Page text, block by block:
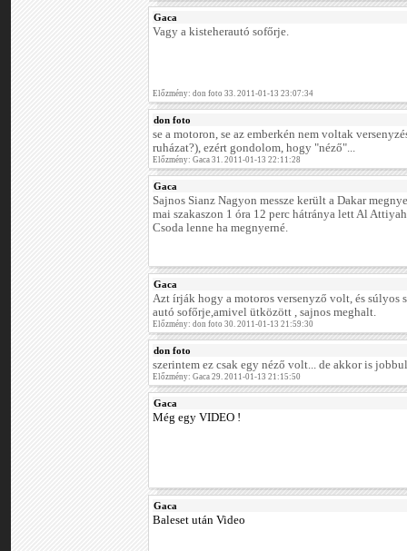
Gaca
Vagy a kisteherautó sofőrje.
Előzmény: don foto 33. 2011-01-13 23:07:34
don foto
se a motoron, se az emberkén nem voltak
ruházat?), ezért gondolom, hogy "néző"...
Előzmény: Gaca 31. 2011-01-13 22:11:28
Gaca
Sajnos Sianz Nagyon messze került a Dakar
mai szakaszon 1 óra 12 perc hátránya lett Al
Csoda lenne ha megnyerné.
Gaca
Azt írják hogy a motoros versenyző volt, és súlyos
autó sofőrje,amivel ütközött , sajnos meghalt.
Előzmény: don foto 30. 2011-01-13 21:59:30
don foto
szerintem ez csak egy néző volt... de akkor is
Előzmény: Gaca 29. 2011-01-13 21:15:50
Gaca
Még egy VIDEO !
Gaca
Baleset után Video